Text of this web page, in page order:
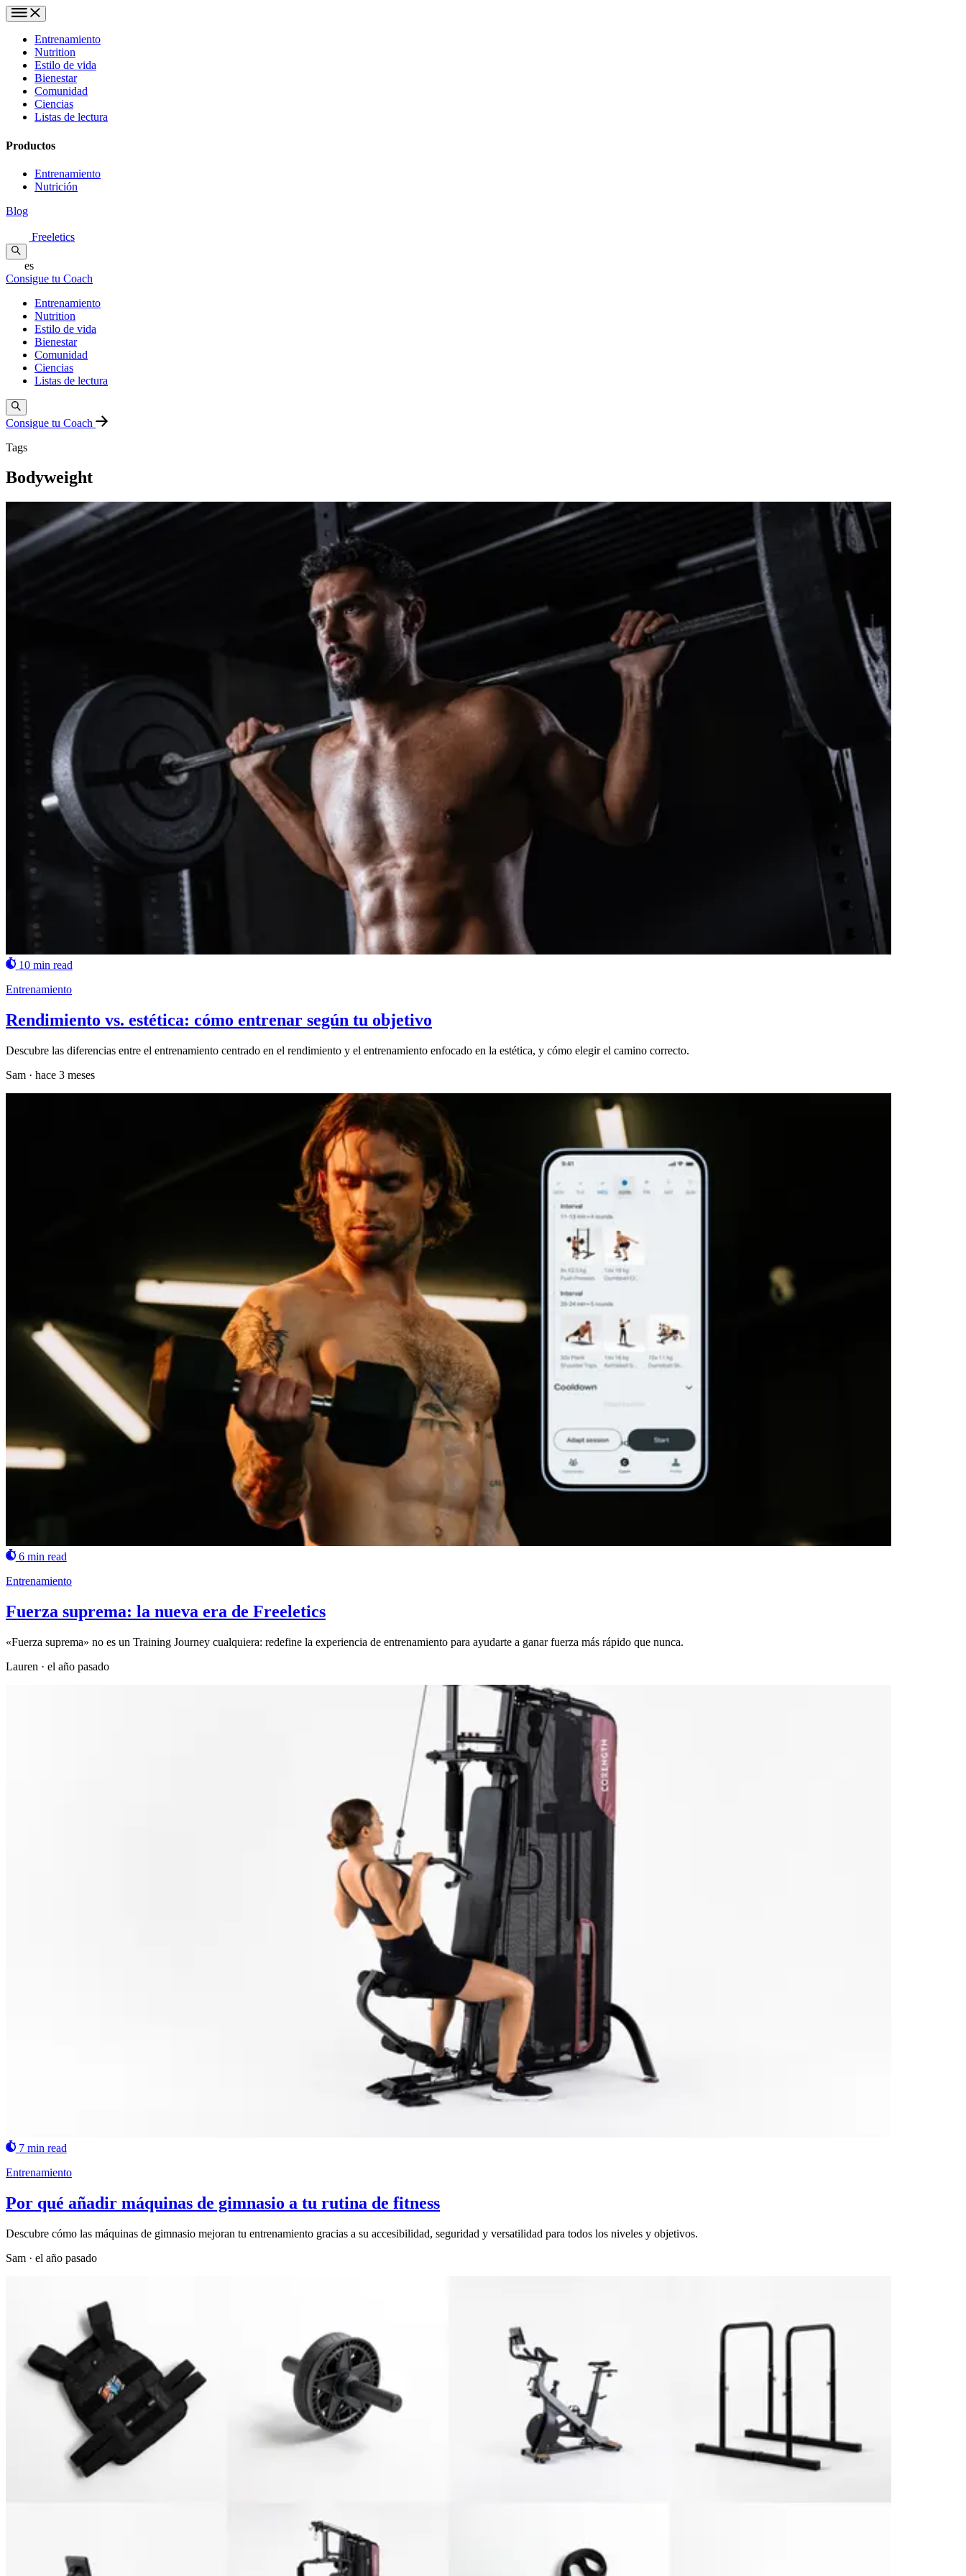
Entrenamiento
Nutrition
Estilo de vida
Bienestar
Comunidad
Ciencias
Listas de lectura
Productos
Entrenamiento
Nutrición
Blog
Freeletics
es
Consigue tu Coach
Entrenamiento
Nutrition
Estilo de vida
Bienestar
Comunidad
Ciencias
Listas de lectura
Consigue tu Coach
Tags
Bodyweight
10 min read
Entrenamiento
Rendimiento vs. estética: cómo entrenar según tu objetivo
Descubre las diferencias entre el entrenamiento centrado en el rendimiento y el entrenamiento enfocado en la estética, y cómo elegir el camino correcto.
Sam · hace 3 meses
6 min read
Entrenamiento
Fuerza suprema: la nueva era de Freeletics
«Fuerza suprema» no es un Training Journey cualquiera: redefine la experiencia de entrenamiento para ayudarte a ganar fuerza más rápido que nunca.
Lauren · el año pasado
7 min read
Entrenamiento
Por qué añadir máquinas de gimnasio a tu rutina de fitness
Descubre cómo las máquinas de gimnasio mejoran tu entrenamiento gracias a su accesibilidad, seguridad y versatilidad para todos los niveles y objetivos.
Sam · el año pasado